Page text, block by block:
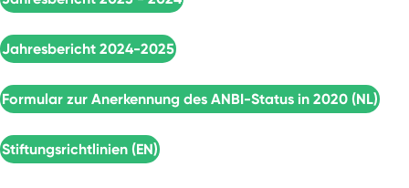
Jahresbericht 2024-2025
Formular zur Anerkennung des ANBI-Status in 2020 (NL)
Stiftungsrichtlinien (EN)